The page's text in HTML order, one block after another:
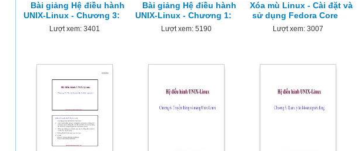
Bài giảng Hệ điều hành
UNIX-Linux - Chương 3:
Lượt xem: 3401
Bài giảng Hệ điều hành
UNIX-Linux - Chương 1:
Lượt xem: 5190
Xóa mù Linux - Cài đặt và
sử dụng Fedora Core
Lượt xem: 3007